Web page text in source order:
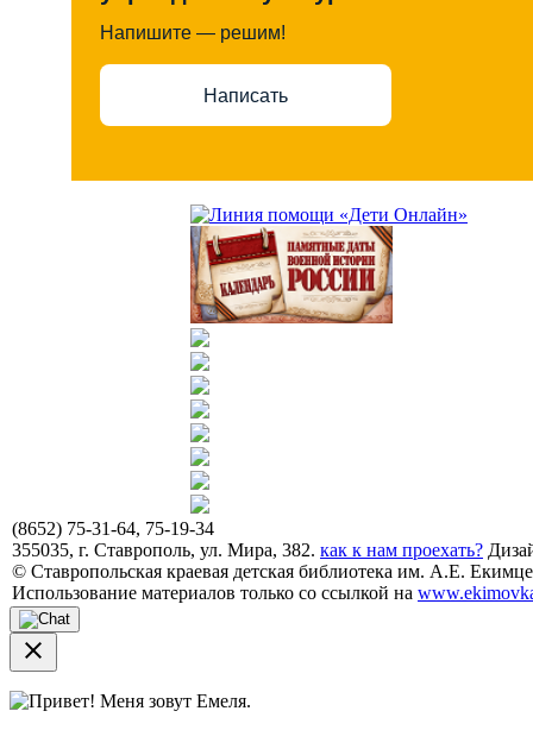
Напишите — решим!
Написать
(8652) 75-31-64, 75-19-34
355035, г. Ставрополь, ул. Мира, 382. как к нам проехать?
© Ставропольская краевая детская библиотека им. А.Е.
Использование материалов только со ссылкой на
close
Привет! Меня зовут Емеля.